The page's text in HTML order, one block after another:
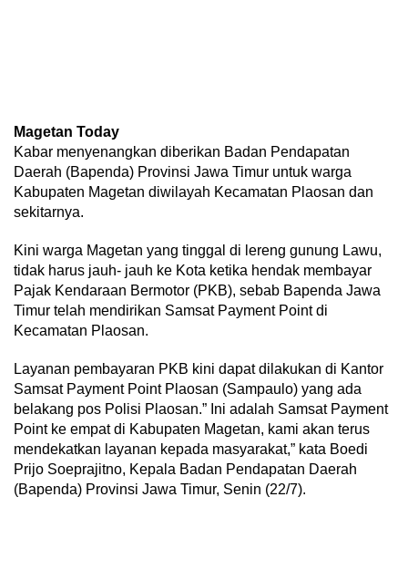
Magetan Today
Kabar menyenangkan diberikan Badan Pendapatan
Daerah (Bapenda) Provinsi Jawa Timur untuk warga
Kabupaten Magetan diwilayah Kecamatan Plaosan dan
sekitarnya.
Kini warga Magetan yang tinggal di lereng gunung Lawu,
tidak harus jauh- jauh ke Kota ketika hendak membayar
Pajak Kendaraan Bermotor (PKB), sebab Bapenda Jawa
Timur telah mendirikan Samsat Payment Point di
Kecamatan Plaosan.
Layanan pembayaran PKB kini dapat dilakukan di Kantor
Samsat Payment Point Plaosan (Sampaulo) yang ada
belakang pos Polisi Plaosan.” Ini adalah Samsat Payment
Point ke empat di Kabupaten Magetan, kami akan terus
mendekatkan layanan kepada masyarakat,” kata Boedi
Prijo Soeprajitno, Kepala Badan Pendapatan Daerah
(Bapenda) Provinsi Jawa Timur, Senin (22/7).